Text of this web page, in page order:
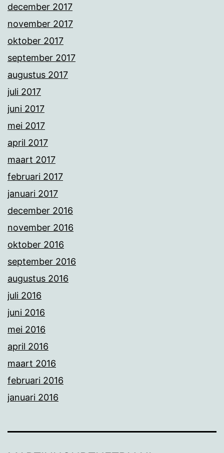
december 2017
november 2017
oktober 2017
september 2017
augustus 2017
juli 2017
juni 2017
mei 2017
april 2017
maart 2017
februari 2017
januari 2017
december 2016
november 2016
oktober 2016
september 2016
augustus 2016
juli 2016
juni 2016
mei 2016
april 2016
maart 2016
februari 2016
januari 2016